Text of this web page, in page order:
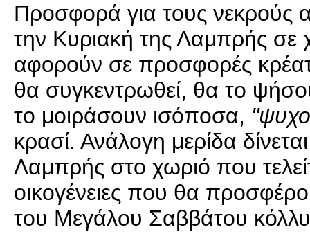
Προσφορά για τους νεκρούς
την Κυριακή της Λαμπρής σε
αφορούν σε προσφορές
θα συγκεντρωθεί, θα το
το μοιράσουν ισόποσα,
κρασί. Ανάλογη μερίδα
Λαμπρής στο χωριό που
οικογένειες που θα
του Μεγάλου Σαββάτου